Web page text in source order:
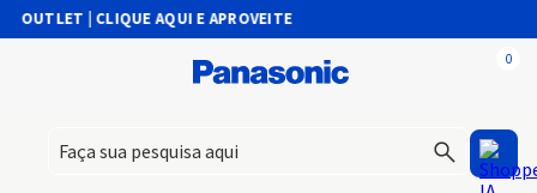
OUTLET | CLIQUE AQUI E APROVEITE
0